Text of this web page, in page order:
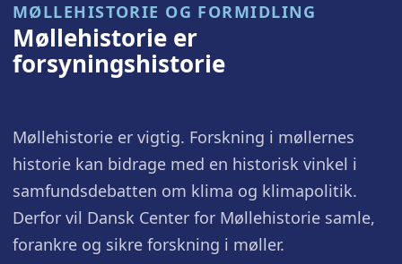
MØLLEHISTORIE OG FORMIDLING
Møllehistorie er
forsyningshistorie
Møllehistorie er vigtig. Forskning i møllernes
historie kan bidrage med en historisk vinkel i
samfundsdebatten om klima og klimapolitik.
Derfor vil Dansk Center for Møllehistorie samle,
forankre og sikre forskning i møller.